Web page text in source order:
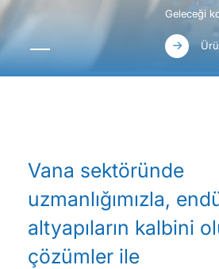
Geleceği
Vana sektöründe
uzmanlığımızla,
altyapıların kalbini
çözümler ile